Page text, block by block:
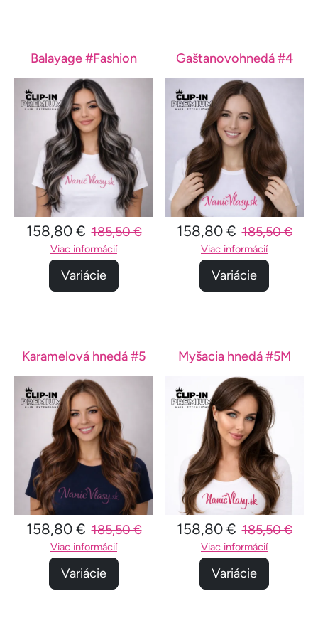
Balayage #Fashion
158,80 € 185,50 €
Viac informácií
Variácie
Gaštanovohnedá #4
158,80 € 185,50 €
Viac informácií
Variácie
Karamelová hnedá #5
158,80 € 185,50 €
Viac informácií
Variácie
Myšacia hnedá #5M
158,80 € 185,50 €
Viac informácií
Variácie